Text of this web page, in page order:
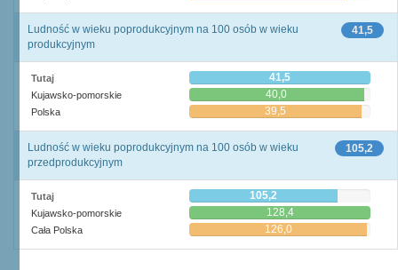
41,5
Ludność w wieku poprodukcyjnym na 100 osób w wieku
produkcyjnym
Tutaj 41,5
Kujawsko-pomorskie 40,0
Polska 39,5
105,2
Ludność w wieku poprodukcyjnym na 100 osób w wieku
przedprodukcyjnym
Tutaj 105,2
Kujawsko-pomorskie 128,4
Cała Polska 126,0